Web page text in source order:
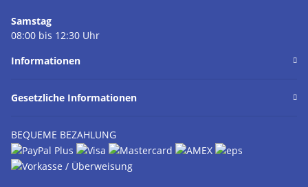
Samstag
08:00 bis 12:30 Uhr
Informationen
Gesetzliche Informationen
BEQUEME BEZAHLUNG